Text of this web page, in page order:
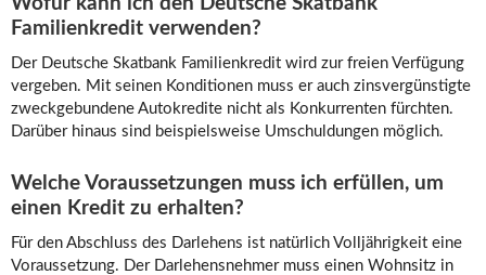
Familienkredit verwenden?
Der Deutsche Skatbank Familienkredit wird zur freien Verfügung
vergeben. Mit seinen Konditionen muss er auch zinsvergünstigte
zweckgebundene Autokredite nicht als Konkurrenten fürchten.
Darüber hinaus sind beispielsweise Umschuldungen möglich.
Welche Voraussetzungen muss ich erfüllen, um
einen Kredit zu erhalten?
Für den Abschluss des Darlehens ist natürlich Volljährigkeit eine
Voraussetzung. Der Darlehensnehmer muss einen Wohnsitz in